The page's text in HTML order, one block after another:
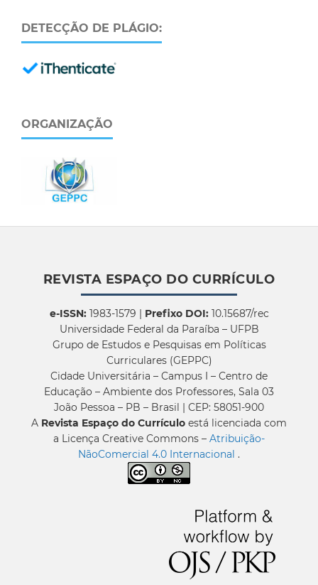
DETECÇÃO DE PLÁGIO:
ORGANIZAÇÃO
REVISTA ESPAÇO DO CURRÍCULO
e-ISSN:1983-1579 | Prefixo DOI:10.15687/rec
Universidade Federal da Paraíba – UFPB
Grupo de Estudos e Pesquisas em Políticas
Curriculares (GEPPC)
Cidade Universitária – Campus I – Centro de
Educação – Ambiente dos Professores, Sala 03
João Pessoa – PB – Brasil | CEP: 58051-900
A Revista Espaço do Currículo está licenciada com
a Licença Creative Commons – Atribuição-
NãoComercial 4.0 Internacional .